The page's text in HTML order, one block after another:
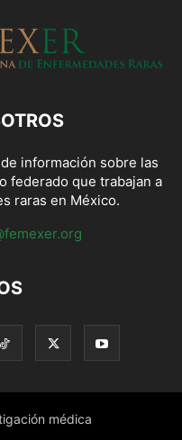
información sobre las
federado que trabajan a
raras en México.
médica